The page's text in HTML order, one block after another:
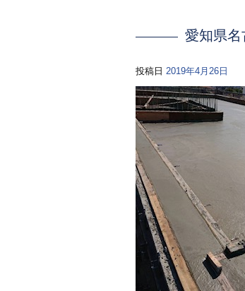
愛知県
募集中
投稿日 2019年4月26日